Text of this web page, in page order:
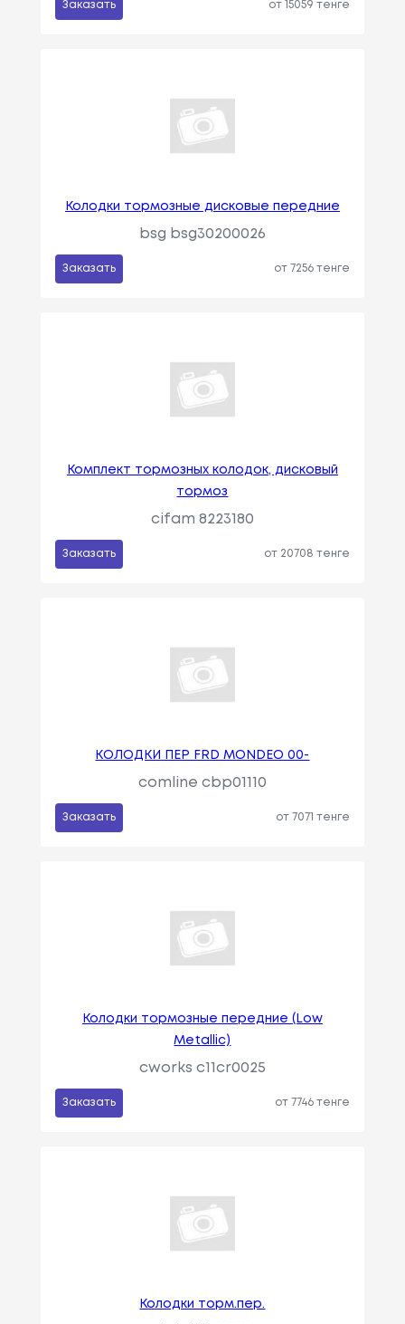
Заказать от 15059 тенге
Колодки тормозные дисковые передние
bsg bsg30200026
Заказать от 7256 тенге
Комплект тормозных колодок, дисковый
тормоз
cifam 8223180
Заказать от 20708 тенге
КОЛОДКИ ПЕР FRD MONDEO 00-
comline cbp01110
Заказать от 7071 тенге
Колодки тормозные передние (Low
Metallic)
cworks c11cr0025
Заказать от 7746 тенге
Колодки торм.пер.